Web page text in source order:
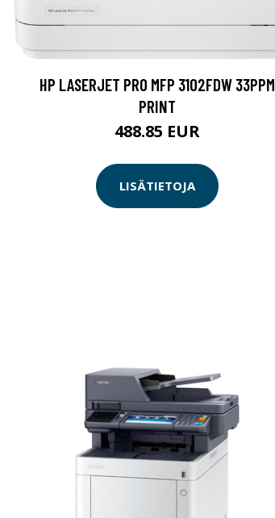
HP LASERJET PRO MFP 3102FDW 33PPM
PRINT
488.85 EUR
LISÄTIETOJA